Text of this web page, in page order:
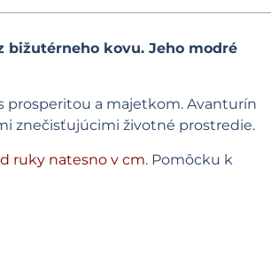
kovu. Jeho modré
prosperitou a majetkom. Avanturín
znečisťujúcimi životné prostredie.
ruky natesno v cm. Pomôcku k